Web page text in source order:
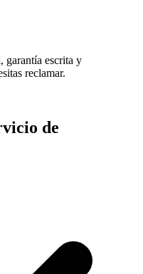
garantía escrita y
reclamar.
de